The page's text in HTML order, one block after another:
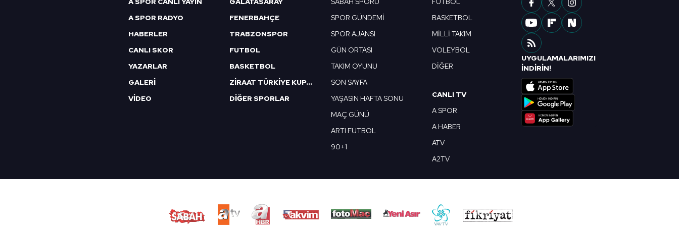
mevzuata uygun olarak kullanılan çerezlerle ilgili bilgi almak için lütfentıklayınız
A SPOR RADYO
HABERLER
CANLI SKOR
YAZARLAR
GALERİ
VİDEO
FENERBAHÇE
TRABZONSPOR
FUTBOL
BASKETBOL
ZİRAAT TÜRKİYE KUPASI
DİĞER SPORLAR
SPOR GÜNDEMİ
SPOR AJANSI
GÜN ORTASI
TAKIM OYUNU
SON SAYFA
YAŞASIN HAFTA SONU
MAÇ GÜNÜ
ARTI FUTBOL
90+1
BASKETBOL
MİLLİ TAKIM
VOLEYBOL
DİĞER
CANLI TV
A SPOR
A HABER
ATV
A2TV
UYGULAMALARIMIZI
İNDİRİN!